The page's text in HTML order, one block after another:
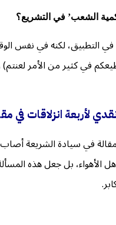
الشعب’ في التشريع؟
في التطبيق، لكنه في نفس
في كثير من الأمر لعنتم)
لأربعة انزلاقات في
في سيادة الشريعة أصاب
الأهواء، بل جعل هذه